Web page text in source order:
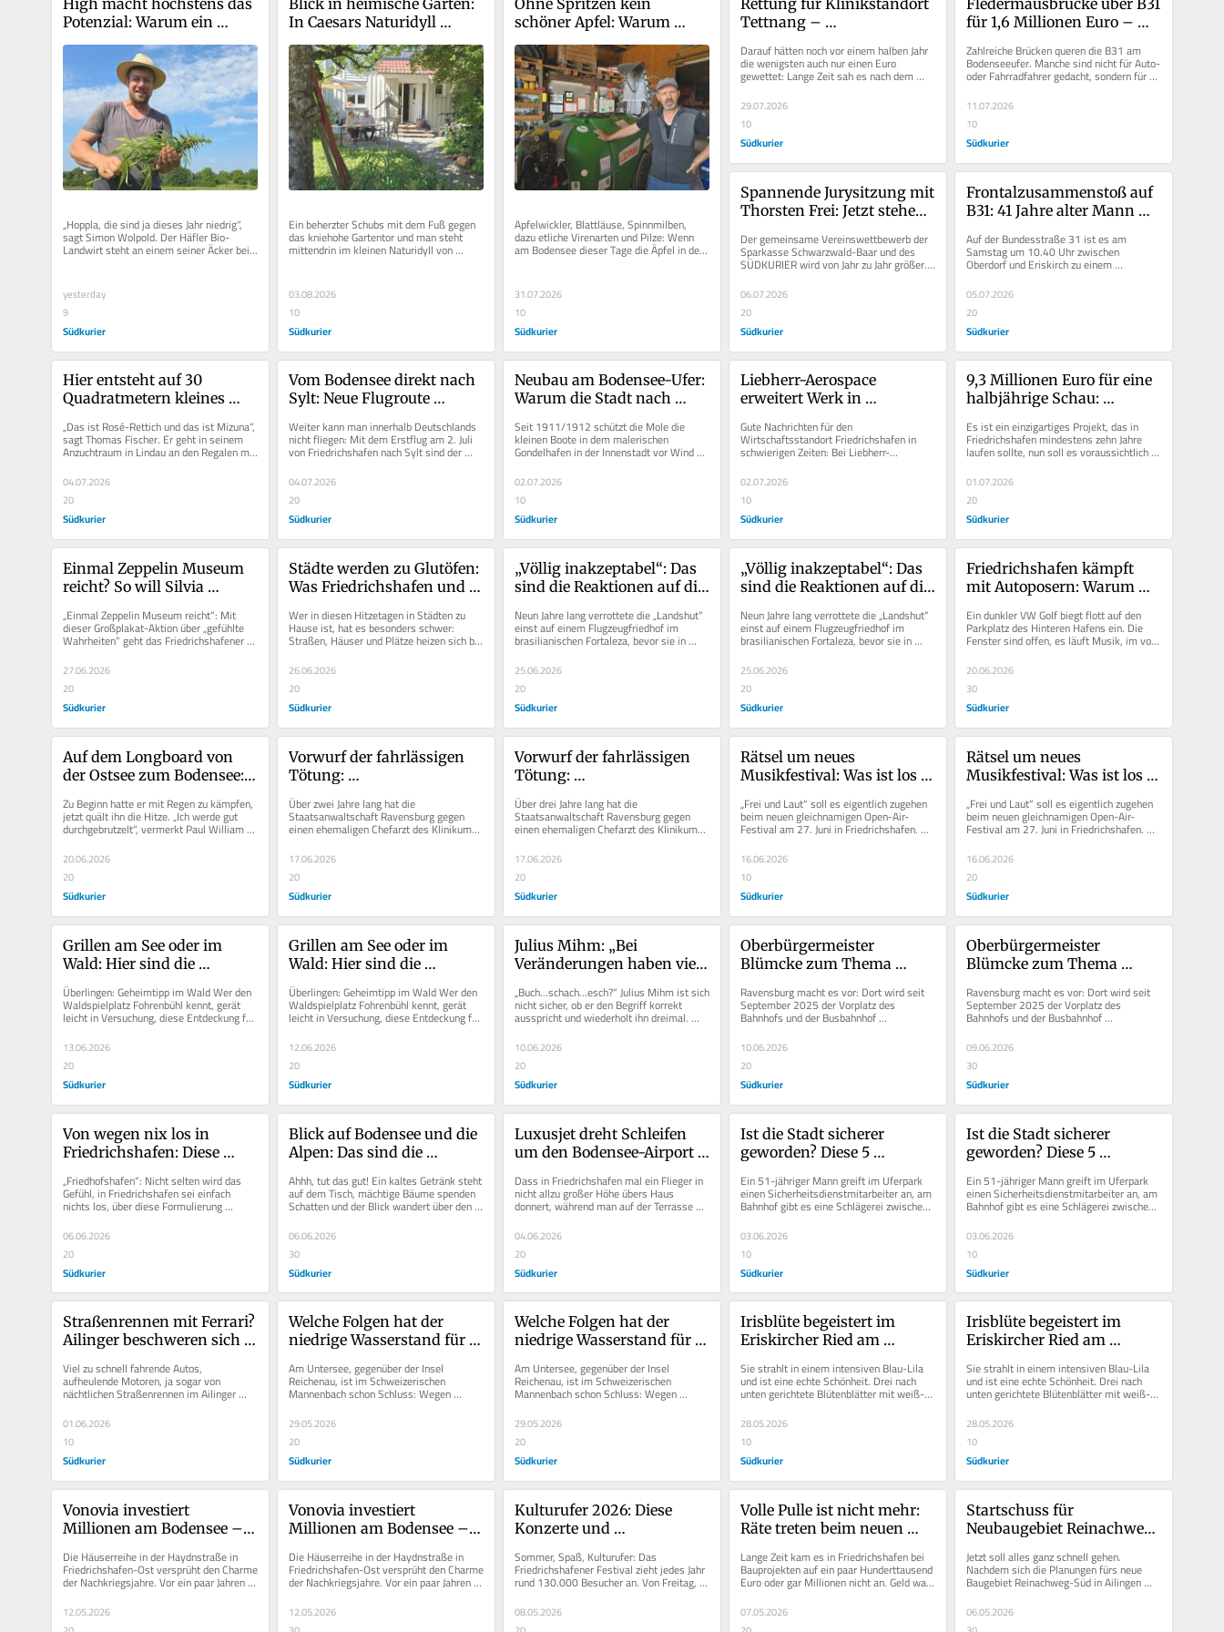
Potenzial: Warum ein
Hanf anbaut
„Hoppla, die sind ja dieses Jahr niedrig“,
sagt Simon Wolpold. Der Häfler Bio-
Landwirt steht an einem seiner Äcker bei...
yesterday
9
Südkurier
In Caesars Naturidyll
Fläche
Ein beherzter Schubs mit dem Fuß gegen
das kniehohe Gartentor und man steht
mittendrin im kleinen Naturidyll von
03.08.2026
10
Südkurier
schöner Apfel: Warum
Pflanzenschutzmittel
versprühen
Apfelwickler, Blattläuse, Spinnmilben,
dazu etliche Virenarten und Pilze: Wenn
am Bodensee dieser Tage die Äpfel in den
Plantagen heranwachsen, ist...
31.07.2026
10
Südkurier
Tettnang –
ein
Darauf hätten noch vor einem halben Jahr
die wenigsten auch nur einen Euro
gewettet: Lange Zeit sah es nach dem
endgültigen Aus für den...
29.07.2026
10
Südkurier
für 1,6 Millionen Euro –
Tiere sie nutzen
Zahlreiche Brücken queren die B31 am
Bodenseeufer. Manche sind nicht für Auto-
oder Fahrradfahrer gedacht, sondern für
11.07.2026
10
Südkurier
Spannende Jurysitzung mit
Thorsten Frei: Jetzt stehen
Vereinswettbewerbs fest
Der gemeinsame Vereinswettbewerb der
Sparkasse Schwarzwald-Baar und des
SÜDKURIER wird von Jahr zu Jahr größer.
06.07.2026
20
Südkurier
Frontalzusammenstoß auf
B31: 41 Jahre alter Mann
Auf der Bundesstraße 31 ist es am
Samstag um 10.40 Uhr zwischen
Oberdorf und Eriskirch zu einem
gekommen. Bei einem...
05.07.2026
20
Südkurier
Hier entsteht auf 30
Quadratmetern kleines
Geschmack
„Das ist Rosé-Rettich und das ist Mizuna“,
sagt Thomas Fischer. Er geht in seinem
Anzuchtraum in Lindau an den Regalen mit
04.07.2026
20
Südkurier
Vom Bodensee direkt nach
Sylt: Neue Flugroute
Norden in drei Stunden
Weiter kann man innerhalb Deutschlands
nicht fliegen: Mit dem Erstflug am 2. Juli
von Friedrichshafen nach Sylt sind der
04.07.2026
20
Südkurier
Neubau am Bodensee-Ufer:
Warum die Stadt nach
neue Hafenmole bauen will
Seit 1911/1912 schützt die Mole die
kleinen Boote in dem malerischen
Gondelhafen in der Innenstadt vor Wind
02.07.2026
10
Südkurier
Liebherr-Aerospace
erweitert Werk in
Mitarbeiter ein
Gute Nachrichten für den
Wirtschaftsstandort Friedrichshafen in
schwierigen Zeiten: Bei Liebherr-
Aerospace laufen die Geschäfte prächtig,
das Werk...
02.07.2026
10
Südkurier
9,3 Millionen Euro für eine
halbjährige Schau:
alles in den Schatten
Es ist ein einzigartiges Projekt, das in
Friedrichshafen mindestens zehn Jahre
laufen sollte, nun soll es voraussichtlich
nur ein halbes Jahr gehen:...
01.07.2026
20
Südkurier
Einmal Zeppelin Museum
reicht? So will Silvia
attraktiver machen
„Einmal Zeppelin Museum reicht“: Mit
dieser Großplakat-Aktion über „gefühlte
Wahrheiten“ geht das Friedrichshafener
Museum seit geraumer...
27.06.2026
20
Südkurier
Städte werden zu Glutöfen:
Was Friedrichshafen und
unternehmen
Wer in diesen Hitzetagen in Städten zu
Hause ist, hat es besonders schwer:
Straßen, Häuser und Plätze heizen sich bei
Temperaturen von 35 Grad und...
26.06.2026
20
Südkurier
„Völlig inakzeptabel“: Das
sind die Reaktionen auf die
Ausstellung
Neun Jahre lang verrottete die „Landshut“
einst auf einem Flugzeugfriedhof im
brasilianischen Fortaleza, bevor sie in
einem jämmerlichen Zustand...
25.06.2026
20
Südkurier
„Völlig inakzeptabel“: Das
sind die Reaktionen auf die
Ausstellung
Neun Jahre lang verrottete die „Landshut“
einst auf einem Flugzeugfriedhof im
brasilianischen Fortaleza, bevor sie in
einem jämmerlichen Zustand...
25.06.2026
20
Südkurier
Friedrichshafen kämpft
mit Autoposern: Warum
derzeit unerwünscht
bleiben
Ein dunkler VW Golf biegt flott auf den
Parkplatz des Hinteren Hafens ein. Die
Fenster sind offen, es läuft Musik, im voll
besetzten Auto ist Party....
20.06.2026
30
Südkurier
Auf dem Longboard von
der Ostsee zum Bodensee:
Zu Beginn hatte er mit Regen zu kämpfen,
jetzt quält ihn die Hitze. „Ich werde gut
durchgebrutzelt“, vermerkt Paul William
Hiersche auf seinem...
20.06.2026
20
Südkurier
Vorwurf der fahrlässigen
Tötung:
Staatsanwaltschaft stellt
Verfahren gegen Ex-
Chefarzt ein
Über zwei Jahre lang hat die
Staatsanwaltschaft Ravensburg gegen
einen ehemaligen Chefarzt des Klinikums
Friedrichshafen wegen des Vorwurfs der...
17.06.2026
20
Südkurier
Vorwurf der fahrlässigen
Tötung:
Staatsanwaltschaft stellt
Verfahren gegen Ex-
Chefarzt ein
Über drei Jahre lang hat die
Staatsanwaltschaft Ravensburg gegen
einen ehemaligen Chefarzt des Klinikums
Friedrichshafen wegen des Vorwurfs der...
17.06.2026
20
Südkurier
Rätsel um neues
Musikfestival: Was ist los
am Flughafen?
„Frei und Laut“ soll es eigentlich zugehen
beim neuen gleichnamigen Open-Air-
Festival am 27. Juni in Friedrichshafen.
16.06.2026
10
Südkurier
Rätsel um neues
Musikfestival: Was ist los
am Flughafen?
„Frei und Laut“ soll es eigentlich zugehen
beim neuen gleichnamigen Open-Air-
Festival am 27. Juni in Friedrichshafen.
16.06.2026
20
Südkurier
Grillen am See oder im
Wald: Hier sind die
Grillplätze am Bodensee
Überlingen: Geheimtipp im Wald Wer den
Waldspielplatz Fohrenbühl kennt, gerät
leicht in Versuchung, diese Entdeckung für
sich zu behalten. Der...
13.06.2026
20
Südkurier
Grillen am See oder im
Wald: Hier sind die
Grillplätze am Bodensee
Überlingen: Geheimtipp im Wald Wer den
Waldspielplatz Fohrenbühl kennt, gerät
leicht in Versuchung, diese Entdeckung für
sich zu behalten. Der...
12.06.2026
20
Südkurier
Julius Mihm: „Bei
Veränderungen haben viele
ihnen etwas
weggenommen wird“
„Buch...schach...esch?“ Julius Mihm ist sich
nicht sicher, ob er den Begriff korrekt
ausspricht und wiederholt ihn dreimal.
„Jedenfalls ein Wort...
10.06.2026
20
Südkurier
Oberbürgermeister
Blümcke zum Thema
für Videoüberwachung“
Ravensburg macht es vor: Dort wird seit
September 2025 der Vorplatz des
Bahnhofs und der Busbahnhof
10.06.2026
20
Südkurier
Oberbürgermeister
Blümcke zum Thema
für Videoüberwachung“
Ravensburg macht es vor: Dort wird seit
September 2025 der Vorplatz des
Bahnhofs und der Busbahnhof
09.06.2026
30
Südkurier
Von wegen nix los in
Friedrichshafen: Diese
„Friedhofshafen“: Nicht selten wird das
Gefühl, in Friedrichshafen sei einfach
nichts los, über diese Formulierung
transportiert. Auf Facebook,...
06.06.2026
20
Südkurier
Blick auf Bodensee und die
Alpen: Das sind die
der Region
Ahhh, tut das gut! Ein kaltes Getränk steht
auf dem Tisch, mächtige Bäume spenden
Schatten und der Blick wandert über den
06.06.2026
30
Südkurier
Luxusjet dreht Schleifen
um den Bodensee-Airport
verflogen?
Dass in Friedrichshafen mal ein Flieger in
nicht allzu großer Höhe übers Haus
donnert, während man auf der Terrasse
hockt und gemütlich einen...
04.06.2026
20
Südkurier
Ist die Stadt sicherer
geworden? Diese 5
unter Beobachtung
Ein 51-jähriger Mann greift im Uferpark
einen Sicherheitsdienstmitarbeiter an, am
Bahnhof gibt es eine Schlägerei zwischen
fünf Männern und in...
03.06.2026
10
Südkurier
Ist die Stadt sicherer
geworden? Diese 5
unter Beobachtung
Ein 51-jähriger Mann greift im Uferpark
einen Sicherheitsdienstmitarbeiter an, am
Bahnhof gibt es eine Schlägerei zwischen
fünf Männern und in...
03.06.2026
10
Südkurier
Straßenrennen mit Ferrari?
Ailinger beschweren sich
Ortsgebiet
Viel zu schnell fahrende Autos,
aufheulende Motoren, ja sogar von
nächtlichen Straßenrennen im Ailinger
Ortsgebiet ist die Rede: Ein Bürger...
01.06.2026
10
Südkurier
Welche Folgen hat der
niedrige Wasserstand für
Am Untersee, gegenüber der Insel
Reichenau, ist im Schweizerischen
Mannenbach schon Schluss: Wegen
Niedrigwasser können die Schiffe der...
29.05.2026
20
Südkurier
Welche Folgen hat der
niedrige Wasserstand für
Am Untersee, gegenüber der Insel
Reichenau, ist im Schweizerischen
Mannenbach schon Schluss: Wegen
Niedrigwasser können die Schiffe der...
29.05.2026
20
Südkurier
Irisblüte begeistert im
Eriskircher Ried am
Farben
Sie strahlt in einem intensiven Blau-Lila
und ist eine echte Schönheit. Drei nach
unten gerichtete Blütenblätter mit weiß-
blauen Adern wirken auf...
28.05.2026
10
Südkurier
Irisblüte begeistert im
Eriskircher Ried am
Farben
Sie strahlt in einem intensiven Blau-Lila
und ist eine echte Schönheit. Drei nach
unten gerichtete Blütenblätter mit weiß-
blauen Adern wirken auf...
28.05.2026
10
Südkurier
Vonovia investiert
Millionen am Bodensee –
deutlich steigen
Die Häuserreihe in der Haydnstraße in
Friedrichshafen-Ost versprüht den Charme
der Nachkriegsjahre. Vor ein paar Jahren
haben die aneinander...
12.05.2026
Vonovia investiert
Millionen am Bodensee –
deutlich steigen
Die Häuserreihe in der Haydnstraße in
Friedrichshafen-Ost versprüht den Charme
der Nachkriegsjahre. Vor ein paar Jahren
haben die aneinander...
12.05.2026
Kulturufer 2026: Diese
Konzerte und
Bodensee geboten
Sommer, Spaß, Kulturufer: Das
Friedrichshafener Festival zieht jedes Jahr
rund 130.000 Besucher an. Von Freitag,
08.05.2026
Volle Pulle ist nicht mehr:
Räte treten beim neuen
die Kostenbremse
Lange Zeit kam es in Friedrichshafen bei
Bauprojekten auf ein paar Hunderttausend
Euro oder gar Millionen nicht an. Geld war
da, gerne nahm man einen...
07.05.2026
Startschuss für
Neubaugebiet Reinachweg-
gebaggert werden
Jetzt soll alles ganz schnell gehen.
Nachdem sich die Planungen fürs neue
Baugebiet Reinachweg-Süd in Ailingen
über fünf Jahre hingezogen haben,...
06.05.2026